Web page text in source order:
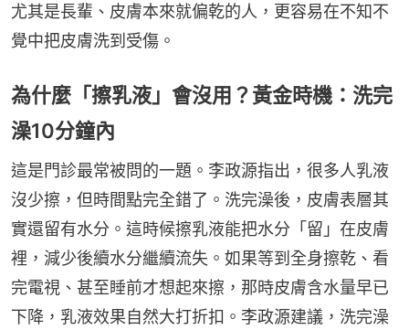
尤其是長輩、皮膚本來就偏乾的人，更容易在不知不
覺中把皮膚洗到受傷。
為什麼「擦乳液」會沒用？黃金時機：洗完
澡10分鐘內
這是門診最常被問的一題。李政源指出，很多人乳液
沒少擦，但時間點完全錯了。洗完澡後，皮膚表層其
實還留有水分。這時候擦乳液能把水分「留」在皮膚
裡，減少後續水分繼續流失。如果等到全身擦乾、看
完電視、甚至睡前才想起來擦，那時皮膚含水量早已
下降，乳液效果自然大打折扣。李政源建議，洗完澡